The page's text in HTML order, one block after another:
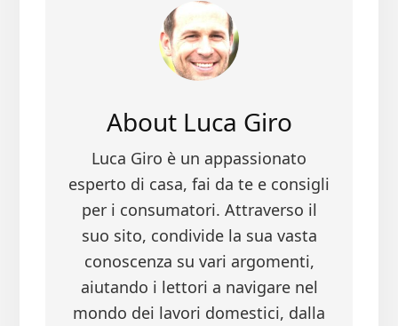
es
vi
di
About Luca Giro
Luca Giro è un appassionato
esperto di casa, fai da te e consigli
per i consumatori. Attraverso il
suo sito, condivide la sua vasta
conoscenza su vari argomenti,
aiutando i lettori a navigare nel
mondo dei lavori domestici, dalla